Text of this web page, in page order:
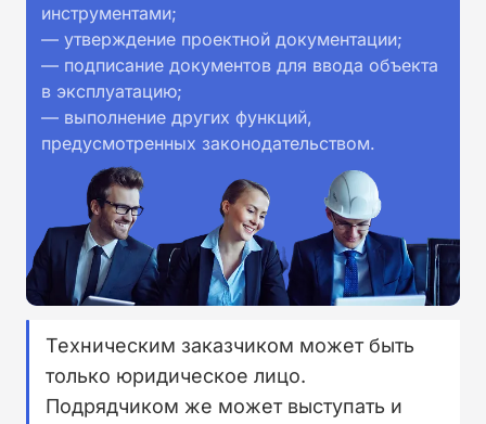
инструментами;
— утверждение проектной документации;
— подписание документов для ввода объекта
в эксплуатацию;
— выполнение других функций,
предусмотренных законодательством.
Техническим заказчиком может быть
только юридическое лицо.
Подрядчиком же может выступать и